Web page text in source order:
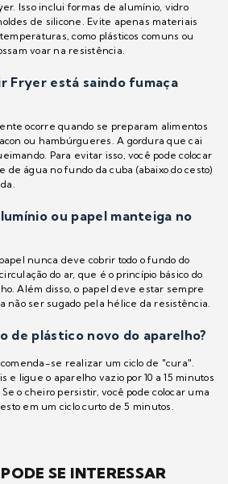
Isso inclui formas de alumínio, vidro
de silicone. Evite apenas materiais
como plásticos comuns ou
voar na resistência.
Fryer está saindo fumaça
ocorre quando se preparam alimentos
ou hambúrgueres. A gordura que cai
Para evitar isso, você pode colocar
água no fundo da cuba (abaixo do cesto)
ou papel manteiga no
nunca deve cobrir todo o fundo do
do ar, que é o princípio básico do
Além disso, o papel deve estar sempre
não ser sugado pela hélice da resistência.
de plástico novo do aparelho?
se realizar um ciclo de "cura".
e ligue o aparelho vazio por 10 a 15 minutos
o cheiro persistir, você pode colocar uma
em um ciclo curto de 5 minutos.
SE INTERESSAR